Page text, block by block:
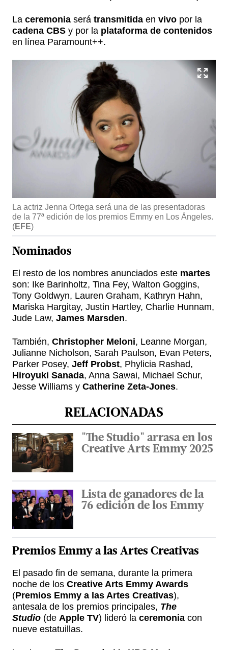
La ceremonia será transmitida en vivo por la
cadena CBS y por la plataforma de contenidos
en línea Paramount++.
La actriz Jenna Ortega será una de las presentadoras
de la 77ª edición de los premios Emmy en Los Ángeles.
(EFE)
Nominados
El resto de los nombres anunciados este martes
son: Ike Barinholtz, Tina Fey, Walton Goggins,
Tony Goldwyn, Lauren Graham, Kathryn Hahn,
Mariska Hargitay, Justin Hartley, Charlie Hunnam,
Jude Law, James Marsden.
También, Christopher Meloni, Leanne Morgan,
Julianne Nicholson, Sarah Paulson, Evan Peters,
Parker Posey, Jeff Probst, Phylicia Rashad,
Hiroyuki Sanada, Anna Sawai, Michael Schur,
Jesse Williams y Catherine Zeta-Jones.
RELACIONADAS
"The Studio" arrasa en los
Creative Arts Emmy 2025
Lista de ganadores de la
76 edición de los Emmy
Premios Emmy a las Artes Creativas
El pasado fin de semana, durante la primera
noche de los Creative Arts Emmy Awards
(Premios Emmy a las Artes Creativas),
antesala de los premios principales, The
Studio (de Apple TV) lideró la ceremonia con
nueve estatuillas.